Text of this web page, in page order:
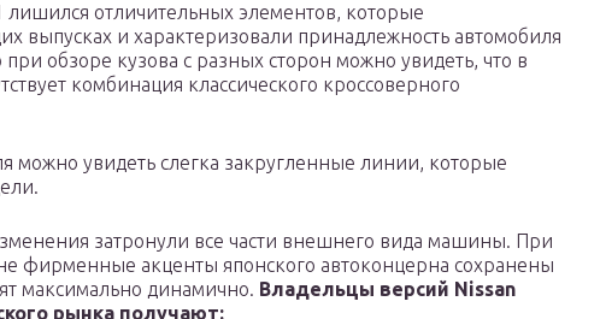
лишился отличительных элементов, которые
выпусках и характеризовали принадлежность автомобиля
обзоре кузова с разных сторон можно увидеть, что в
комбинация классического кроссоверного
можно увидеть слегка закругленные линии, которые
затронули все части внешнего вида машины. При
фирменные акценты японского автоконцерна сохранены
максимально динамично. Владельцы версий Nissan
рынка получают: